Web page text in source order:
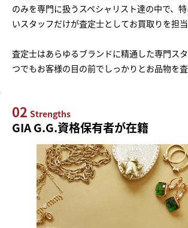
のみを専門に扱うスペシャリスト達の中で、
いスタッフだけが査定士としてお買取りを担当
査定士はあらゆるブランドに精通した専門ス
つでもお客様の目の前でしっかりとお品物を査
02 Strengths
GIA G.G.資格保有者が在籍